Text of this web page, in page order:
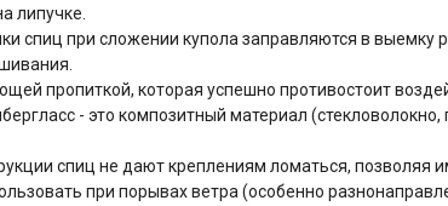
липучке.
спиц при сложении купола заправляются в выемку
пропиткой, которая успешно противостоит
- это композитный материал
спиц не дают креплениям ломаться, позволяя
при порывах ветра (особенно